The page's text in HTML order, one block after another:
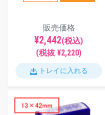
販売価格
¥2,442(税込)
(税抜 ¥2,220)
トレイに入れる